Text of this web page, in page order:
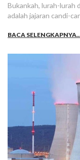
Bukankah, lurah-lurah
adalah jajaran candi-
BACA